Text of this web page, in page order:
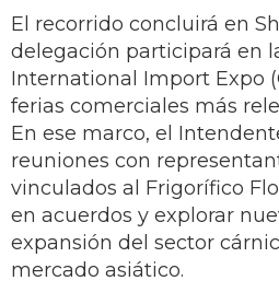
El recorrido concluirá en
delegación participará en
International Import Expo
ferias comerciales más
En ese marco, el
reuniones con
vinculados al Frigorífico
en acuerdos y explorar
expansión del sector
mercado asiático.